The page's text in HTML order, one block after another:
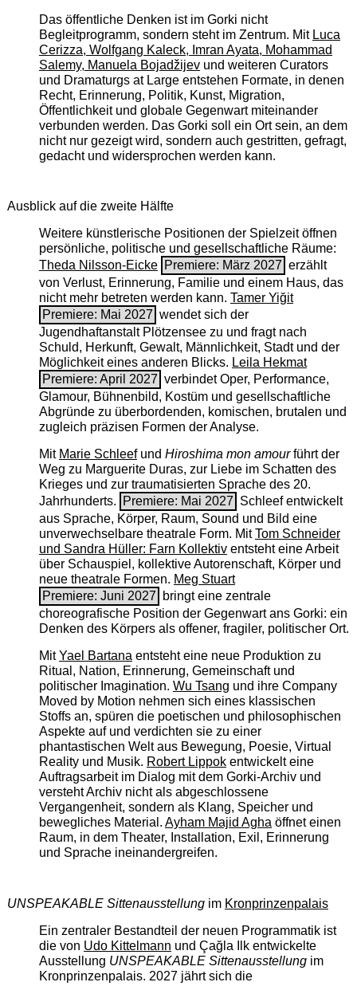
Das öffentliche Denken ist im Gorki nicht
Begleitprogramm, sondern steht im Zentrum. Mit Luca
Cerizza, Wolfgang Kaleck, Imran Ayata, Mohammad
Salemy, Manuela Bojadžijevund weiteren Curators
und Dramaturgs at Large entstehen Formate, in denen
Recht, Erinnerung, Politik, Kunst, Migration,
Öffentlichkeit und globale Gegenwart miteinander
verbunden werden. Das Gorki soll ein Ort sein, an dem
nicht nur gezeigt wird, sondern auch gestritten, gefragt,
gedacht und widersprochen werden kann.
Ausblick auf die zweite Hälfte
Weitere künstlerische Positionen der Spielzeit öffnen
persönliche, politische und gesellschaftliche Räume:
Theda Nilsson-Eicke Premiere: März 2027 erzählt
von Verlust, Erinnerung, Familie und einem Haus, das
nicht mehr betreten werden kann. Tamer Yiğit
Premiere: Mai 2027 wendet sich der
Jugendhaftanstalt Plötzensee zu und fragt nach
Schuld, Herkunft, Gewalt, Männlichkeit, Stadt und der
Möglichkeit eines anderen Blicks. Leila Hekmat
Premiere: April 2027 verbindet Oper, Performance,
Glamour, Bühnenbild, Kostüm und gesellschaftliche
Abgründe zu überbordenden, komischen, brutalen und
zugleich präzisen Formen der Analyse.
Mit Marie Schleefund Hiroshima mon amourführt der
Weg zu Marguerite Duras, zur Liebe im Schatten des
Krieges und zur traumatisierten Sprache des 20.
Jahrhunderts.
Premiere: Mai 2027 Schleef entwickelt
aus Sprache, Körper, Raum, Sound und Bild eine
unverwechselbare theatrale Form. MitTom Schneider
und Sandra Hüller: Farn Kollektiventsteht eine Arbeit
über Schauspiel, kollektive Autorenschaft, Körper und
neue theatrale Formen. Meg Stuart
Premiere: Juni 2027
bringt eine zentrale
choreografische Position der Gegenwart ans Gorki: ein
Denken des Körpers als offener, fragiler, politischer Ort.
MitYael Bartanaentsteht eine neue Produktion zu
Ritual, Nation, Erinnerung, Gemeinschaft und
politischer Imagination. Wu Tsang und ihre Company
Moved by Motion nehmen sich eines klassischen
Stoffs an, spüren die poetischen und philosophischen
Aspekte auf und verdichten sie zu einer
phantastischen Welt aus Bewegung, Poesie, Virtual
Reality und Musik. Robert Lippokentwickelt eine
Auftragsarbeit im Dialog mit dem Gorki-Archiv und
versteht Archiv nicht als abgeschlossene
Vergangenheit, sondern als Klang, Speicher und
bewegliches Material. Ayham Majid Aghaöffnet einen
Raum, in dem Theater, Installation, Exil, Erinnerung
und Sprache ineinandergreifen.
UNSPEAKABLE Sittenausstellungim Kronprinzenpalais
Ein zentraler Bestandteil der neuen Programmatik ist
die von Udo Kittelmann und Çağla Ilk entwickelte
Ausstellung UNSPEAKABLE Sittenausstellungim
Kronprinzenpalais. 2027 jährt sich die